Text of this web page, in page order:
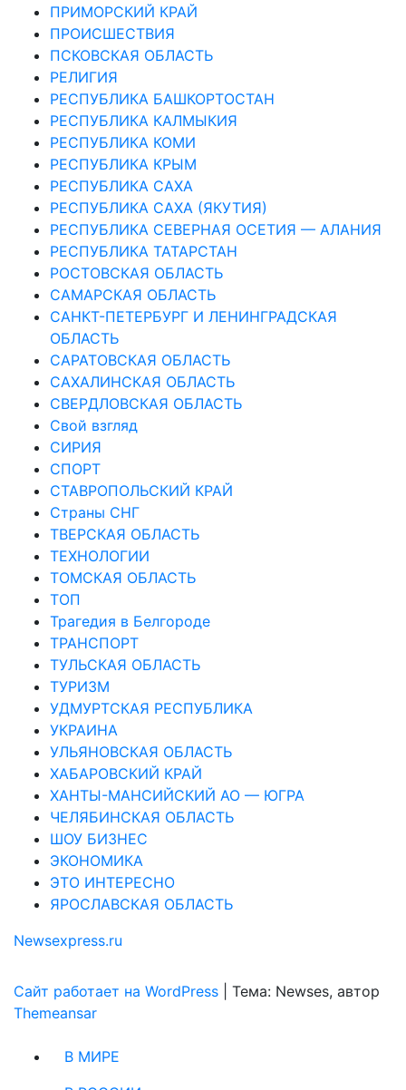
ПРИМОРСКИЙ КРАЙ
ПРОИСШЕСТВИЯ
ПСКОВСКАЯ ОБЛАСТЬ
РЕЛИГИЯ
РЕСПУБЛИКА БАШКОРТОСТАН
РЕСПУБЛИКА КАЛМЫКИЯ
РЕСПУБЛИКА КОМИ
РЕСПУБЛИКА КРЫМ
РЕСПУБЛИКА САХА
РЕСПУБЛИКА САХА (ЯКУТИЯ)
РЕСПУБЛИКА СЕВЕРНАЯ ОСЕТИЯ — АЛАНИЯ
РЕСПУБЛИКА ТАТАРСТАН
РОСТОВСКАЯ ОБЛАСТЬ
САМАРСКАЯ ОБЛАСТЬ
САНКТ-ПЕТЕРБУРГ И ЛЕНИНГРАДСКАЯ
ОБЛАСТЬ
САРАТОВСКАЯ ОБЛАСТЬ
САХАЛИНСКАЯ ОБЛАСТЬ
СВЕРДЛОВСКАЯ ОБЛАСТЬ
Свой взгляд
СИРИЯ
СПОРТ
СТАВРОПОЛЬСКИЙ КРАЙ
Страны СНГ
ТВЕРСКАЯ ОБЛАСТЬ
ТЕХНОЛОГИИ
ТОМСКАЯ ОБЛАСТЬ
ТОП
Трагедия в Белгороде
ТРАНСПОРТ
ТУЛЬСКАЯ ОБЛАСТЬ
ТУРИЗМ
УДМУРТСКАЯ РЕСПУБЛИКА
УКРАИНА
УЛЬЯНОВСКАЯ ОБЛАСТЬ
ХАБАРОВСКИЙ КРАЙ
ХАНТЫ-МАНСИЙСКИЙ АО — ЮГРА
ЧЕЛЯБИНСКАЯ ОБЛАСТЬ
ШОУ БИЗНЕС
ЭКОНОМИКА
ЭТО ИНТЕРЕСНО
ЯРОСЛАВСКАЯ ОБЛАСТЬ
Newsexpress.ru
Сайт работает на WordPress
Тема: Newses, автор
Themeansar
В МИРЕ